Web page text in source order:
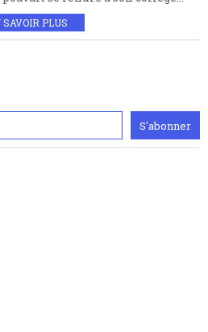
SAVOIR PLUS